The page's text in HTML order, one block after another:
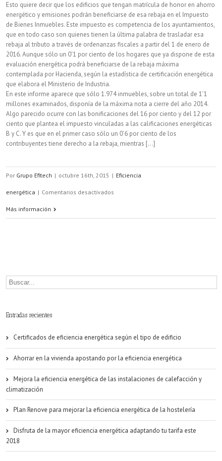
Esto quiere decir que los edificios que tengan matrícula de honor en ahorro
energético y emisiones podrán beneficiarse de esa rebaja en el Impuesto
de Bienes Inmuebles. Este impuesto es competencia de los ayuntamientos,
que en todo caso son quienes tienen la última palabra de trasladar esa
rebaja al tributo a través de ordenanzas fiscales a partir del 1 de enero de
2016. Aunque sólo un 0’1 por ciento de los hogares que ya dispone de esta
evaluación energética podrá beneficiarse de la rebaja máxima
contemplada por Hacienda, según la estadística de certificación energética
que elabora el Ministerio de Industria.
En este informe aparece que sólo 1.974 inmuebles, sobre un total de 1’1
millones examinados, disponía de la máxima nota a cierre del año 2014.
Algo parecido ocurre con las bonificaciones del 16 por ciento y del 12 por
ciento que plantea el impuesto vinculadas a las calificaciones energéticas
B y C. Y es que en el primer caso sólo un 0’6 por ciento de los
contribuyentes tiene derecho a la rebaja, mientras [...]
Por Grupo Efitech | octubre 16th, 2015 | Eficiencia
energética | Comentarios desactivados
la
por
eficiencia
energética
Más información
Entradas recientes
Certificados de eficiencia energética según el tipo de edificio
Ahorrar en la vivienda apostando por la eficiencia energética
Mejora la eficiencia energética de las instalaciones de calefacción y
climatización
Plan Renove para mejorar la eficiencia energética de la hostelería
Disfruta de la mayor eficiencia energética adaptando tu tarifa este
2018